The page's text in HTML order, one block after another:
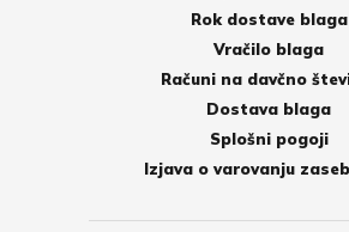
Rok dostave blaga
Vračilo blaga
Računi na davčno
Dostava blaga
Splošni pogoji
Izjava o varovanju